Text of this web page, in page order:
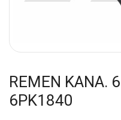
REMEN KANA.
6PK1840